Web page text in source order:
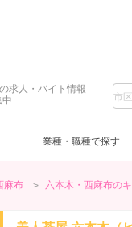
求人・バイト情報
業種・職種で探す
ガールズバー
LINE質問 (34)
私服 (5)
麻布 六本木・西麻布の